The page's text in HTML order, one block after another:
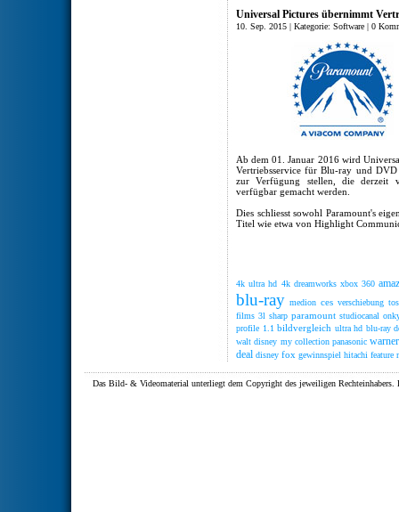
Universal Pictures übernimmt
10. Sep. 2015 | Kategorie: Software | 0
Ab dem 01. Januar 2016 wird
Vertriebsservice für Blu-ray und
zur Verfügung stellen, die derzeit
verfügbar gemacht werden.
Dies schliesst sowohl Paramount's
Titel wie etwa von Highlight
4k ultra hd 4k dreamworks xbox 360
blu-ray medion ces verschiebung
films 3l sharp paramount studiocanal
profile 1.1 bildvergleich ultra hd blu-ray
walt disney my collection panasonic warner
deal disney fox gewinnspiel hitachi feature
Das Bild- & Videomaterial unterliegt dem Copyright des jeweiligen